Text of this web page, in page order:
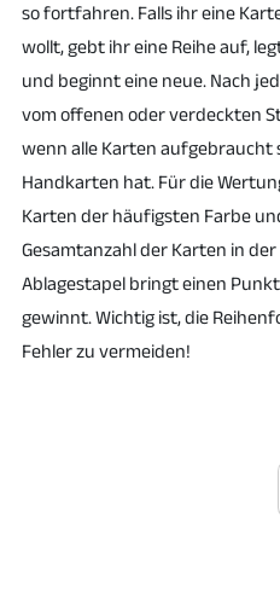
so fortfahren. Falls ihr eine
wollt, gebt ihr eine Reihe auf,
und beginnt eine neue. Nach
vom offenen oder verdeckten
wenn alle Karten aufgebraucht
Handkarten hat. Für die
Karten der häufigsten Farbe
Gesamtanzahl der Karten in der
Ablagestapel bringt einen
gewinnt. Wichtig ist, die
Fehler zu vermeiden!